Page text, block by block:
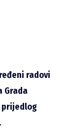
radovi
Grada
prijedlog